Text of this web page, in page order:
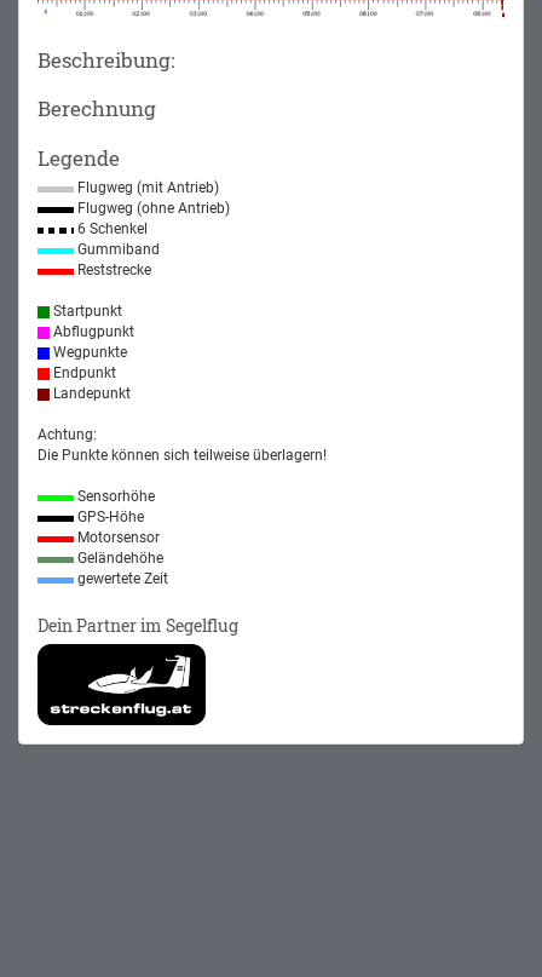
Beschreibung:
Berechnung
Legende
Flugweg (mit Antrieb)
Flugweg (ohne Antrieb)
6 Schenkel
Gummiband
Reststrecke
Startpunkt
Abflugpunkt
Wegpunkte
Endpunkt
Landepunkt
Achtung:
Die Punkte können sich teilweise überlagern!
Sensorhöhe
GPS-Höhe
Motorsensor
Geländehöhe
gewertete Zeit
Dein Partner im Segelflug